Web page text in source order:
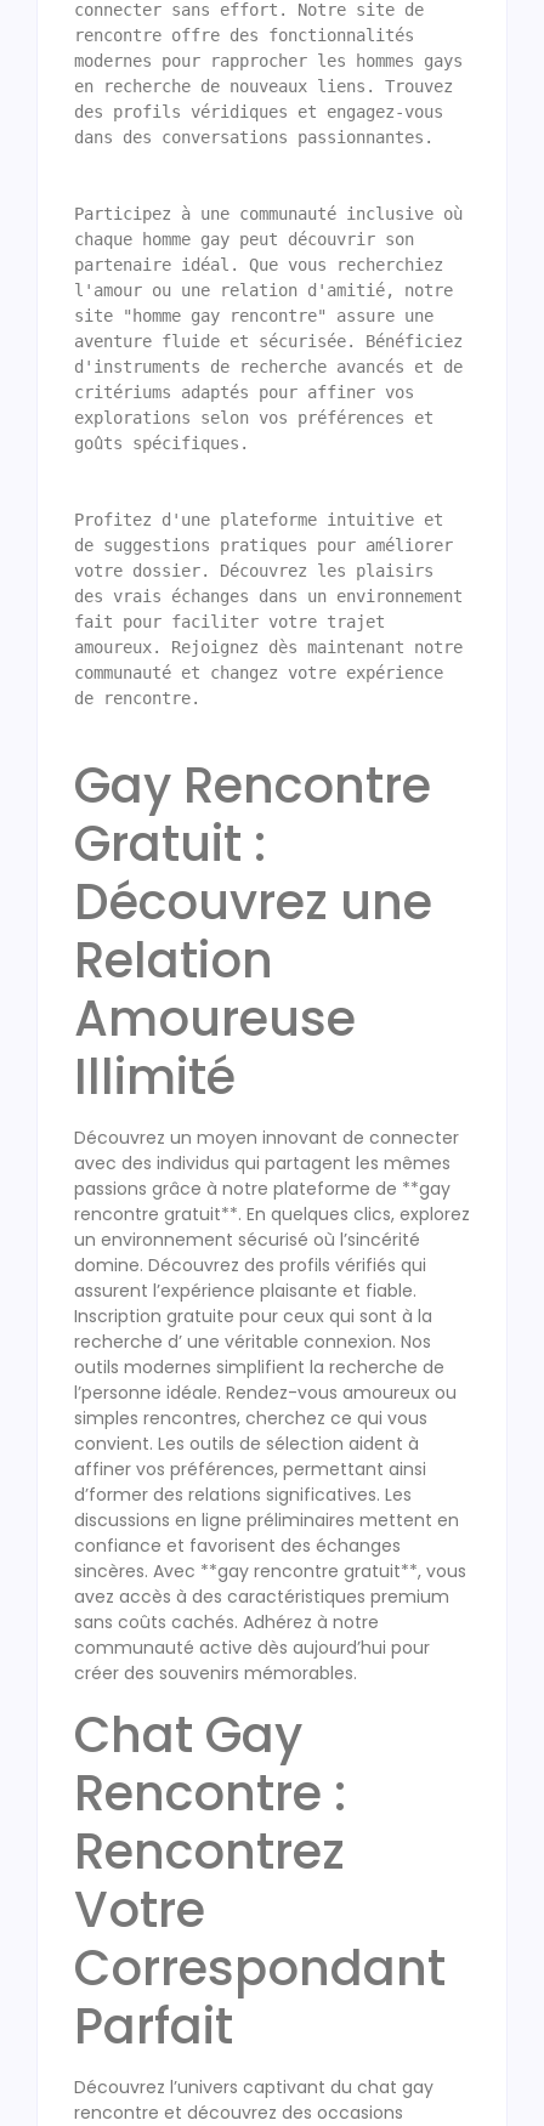
connecter sans effort. Notre site de
rencontre offre des fonctionnalités
modernes pour rapprocher les hommes gays
en recherche de nouveaux liens. Trouvez
des profils véridiques et engagez-vous
dans des conversations passionnantes.
Participez à une communauté inclusive où
chaque homme gay peut découvrir son
partenaire idéal. Que vous recherchiez
l'amour ou une relation d'amitié, notre
site "homme gay rencontre" assure une
aventure fluide et sécurisée. Bénéficiez
d'instruments de recherche avancés et de
critériums adaptés pour affiner vos
explorations selon vos préférences et
goûts spécifiques.
Profitez d'une plateforme intuitive et
de suggestions pratiques pour améliorer
votre dossier. Découvrez les plaisirs
des vrais échanges dans un environnement
fait pour faciliter votre trajet
amoureux. Rejoignez dès maintenant notre
communauté et changez votre expérience
de rencontre.
Gay Rencontre
Gratuit :
Découvrez une
Relation
Amoureuse
Illimité
Découvrez un moyen innovant de connecter
avec des individus qui partagent les mêmes
passions grâce à notre plateforme de **gay
rencontre gratuit**. En quelques clics, explorez
un environnement sécurisé où l’sincérité
domine. Découvrez des profils vérifiés qui
assurent l’expérience plaisante et fiable.
Inscription gratuite pour ceux qui sont à la
recherche d’ une véritable connexion. Nos
outils modernes simplifient la recherche de
l’personne idéale. Rendez-vous amoureux ou
simples rencontres, cherchez ce qui vous
convient. Les outils de sélection aident à
affiner vos préférences, permettant ainsi
d’former des relations significatives. Les
discussions en ligne préliminaires mettent en
confiance et favorisent des échanges
sincères. Avec **gay rencontre gratuit**, vous
avez accès à des caractéristiques premium
sans coûts cachés. Adhérez à notre
communauté active dès aujourd’hui pour
créer des souvenirs mémorables.
Chat Gay
Rencontre :
Rencontrez
Votre
Correspondant
Parfait
Découvrez l’univers captivant du chat gay
rencontre et découvrez des occasions